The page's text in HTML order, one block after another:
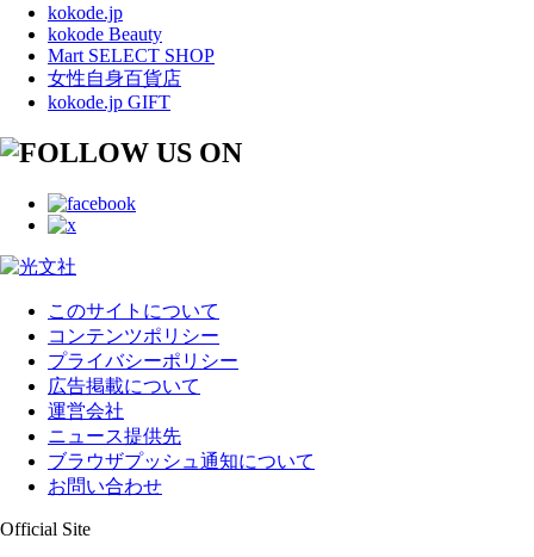
kokode.jp
kokode Beauty
Mart SELECT SHOP
女性自身百貨店
kokode.jp GIFT
このサイトについて
コンテンツポリシー
プライバシーポリシー
広告掲載について
運営会社
ニュース提供先
ブラウザプッシュ通知について
お問い合わせ
Official Site